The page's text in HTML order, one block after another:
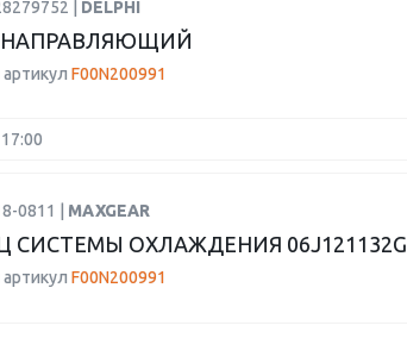
| DELPHI
НАПРАВЛЯЮЩИЙ
F00N200991
0811 | MAXGEAR
СИСТЕМЫ ОХЛАЖДЕНИЯ 06J121132G
F00N200991